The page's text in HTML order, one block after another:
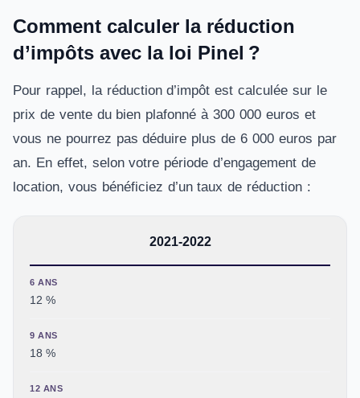
Comment calculer la réduction
d’impôts avec la loi Pinel ?
Pour rappel, la réduction d’impôt est calculée sur le
prix de vente du bien plafonné à 300 000 euros et
vous ne pourrez pas déduire plus de 6 000 euros par
an. En effet, selon votre période d’engagement de
location, vous bénéficiez d’un taux de réduction :
2021-2022
6 ANS
12 %
9 ANS
18 %
12 ANS